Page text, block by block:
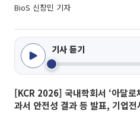
BioS 신창민 기자
기사 듣기
[KCR 2026] 국내학회서 ‘아달로
과서 안전성 결과 등 발표, 기업전